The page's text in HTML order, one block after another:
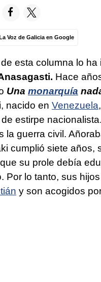
Voz de Galicia en Google
esta columna lo ha
Hace
Una monarquía
nacido en Venezuela
estirpe
la guerra civil.
cumplió siete años,
su prole debía
Por lo tanto, sus
y son acogidos